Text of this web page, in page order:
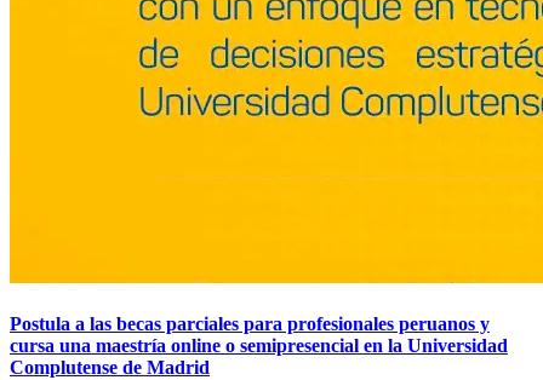
Postula a las becas parciales para profesionales peruanos y
cursa una maestría online o semipresencial en la Universidad
Complutense de Madrid